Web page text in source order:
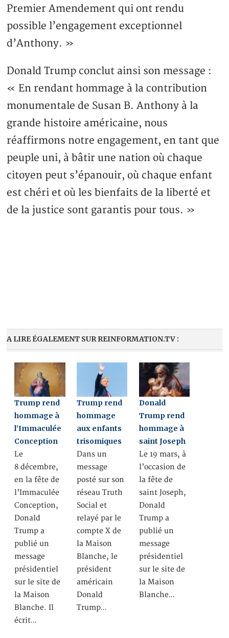
Premier Amendement qui ont rendu
possible l’engagement exceptionnel
d’Anthony. »
Donald Trump conclut ainsi son message :
« En rendant hommage à la contribution
monumentale de Susan B. Anthony à la
grande histoire américaine, nous
réaffirmons notre engagement, en tant que
peuple uni, à bâtir une nation où chaque
citoyen peut s’épanouir, où chaque enfant
est chéri et où les bienfaits de la liberté et
de la justice sont garantis pour tous. »
A LIRE ÉGALEMENT SUR REINFORMATION.TV :
Trump rend
hommage à
l’Immaculée
Conception
Le
8 décembre,
en la fête de
l’Immaculée
Conception,
Donald
Trump a
publié un
message
présidentiel
sur le site de
la Maison
Blanche. Il
écrit…
Trump rend
hommage
aux enfants
trisomiques
Dans un
message
posté sur son
réseau Truth
Social et
relayé par le
compte X de
la Maison
Blanche, le
président
américain
Donald
Trump…
Donald
Trump rend
hommage à
saint Joseph
Le 19 mars, à
l’occasion de
la fête de
saint Joseph,
Donald
Trump a
publié un
message
présidentiel
sur le site de
la Maison
Blanche…